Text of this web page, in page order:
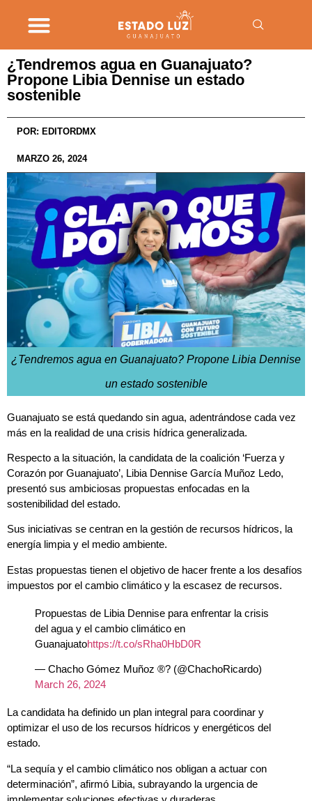
¿Tendremos agua en Guanajuato?
Propone Libia Dennise un estado
sostenible
POR: EDITORDMX
MARZO 26, 2024
¿Tendremos agua en Guanajuato? Propone Libia Dennise
un estado sostenible
Guanajuato se está quedando sin agua, adentrándose cada vez
más en la realidad de una crisis hídrica generalizada.
Respecto a la situación, la candidata de la coalición ‘Fuerza y
Corazón por Guanajuato’, Libia Dennise García Muñoz Ledo,
presentó sus ambiciosas propuestas enfocadas en la
sostenibilidad del estado.
Sus iniciativas se centran en la gestión de recursos hídricos, la
energía limpia y el medio ambiente.
Estas propuestas tienen el objetivo de hacer frente a los desafíos
impuestos por el cambio climático y la escasez de recursos.
Propuestas de Libia Dennise para enfrentar la crisis
del agua y el cambio climático en
Guanajuatohttps://t.co/sRha0HbD0R
— Chacho Gómez Muñoz ®? (@ChachoRicardo)
March 26, 2024
La candidata ha definido un plan integral para coordinar y
optimizar el uso de los recursos hídricos y energéticos del
estado.
“La sequía y el cambio climático nos obligan a actuar con
determinación”, afirmó Libia, subrayando la urgencia de